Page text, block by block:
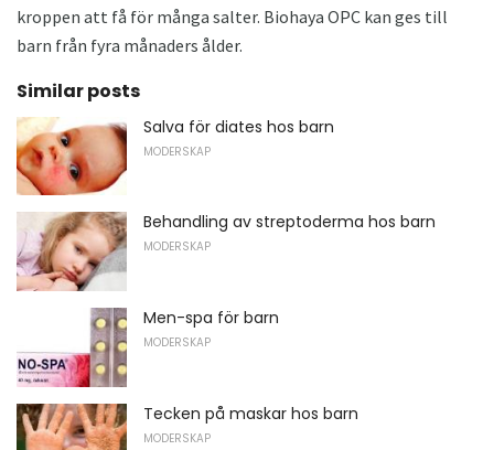
kroppen att få för många salter. Biohaya OPC kan ges till
barn från fyra månaders ålder.
Similar posts
Salva för diates hos barn
MODERSKAP
Behandling av streptoderma hos barn
MODERSKAP
Men-spa för barn
MODERSKAP
Tecken på maskar hos barn
MODERSKAP